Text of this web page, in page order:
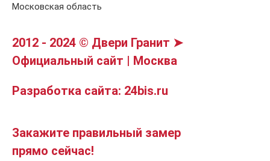
Московская область
2012 - 2024 © Двери Гранит ➤
Официальный сайт | Москва
Разработка сайта: 24bis.ru
Закажите правильный замер
прямо сейчас!